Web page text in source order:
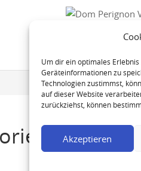
Um dir ein optimales
Geräteinformationen zu
Technologien zustimmst,
auf dieser Website
zurückziehst, können
Akzeptieren
2004
Cunningham
Your